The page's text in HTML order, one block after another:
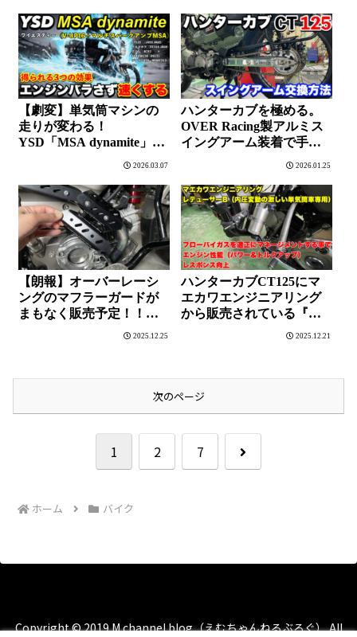
りも快適になりました。
【劇変】単気筒マシンの
走りが変わる！
YSD「MSA dynamite」の
2026.03.07
ハンターカブを極める。
OVER Racing製アルミス
イングアーム装着で手に
入れる「機能美」と「走
2026.01.25
【朗報】オーバーレーシ
ングのマフラーガードが
まもなく販売予定！！試
作品をハンターカブ
2025.12.25
ハンターカブCT125にマ
エカワエンジニアリング
から販売されている『レ
デューサーＢ』取付した
2025.12.21
次のページ
1 2 7
次
ホーム バイク
Copyright © 2019 M channel blog（えむちゃんねるぶろぐ） All